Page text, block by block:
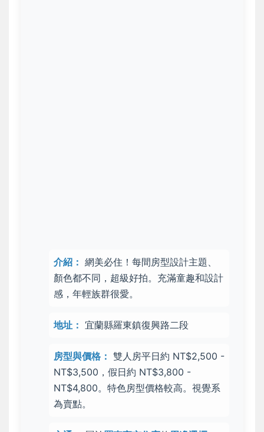
介紹： 網美必住！ 每間房型設計主題、
顏色都不同 ，超級好拍。充滿童趣和設計
感，年輕族群很愛。
地址： 宜蘭縣羅東鎮復興路二段
房型與價格： 雙人房平日約 NT$2,500 -
NT$3,500，假日約 NT$3,800 -
NT$4,800。特色房型價格較高。視覺系
為賣點。